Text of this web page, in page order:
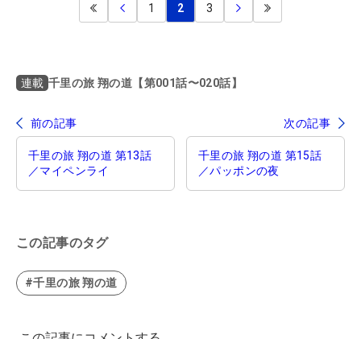
1 2 3
連載 千里の旅 翔の道【第001話〜020話】
前の記事 次の記事
千里の旅 翔の道 第13話
／マイペンライ
千里の旅 翔の道 第15話
／パッポンの夜
この記事のタグ
#千里の旅 翔の道